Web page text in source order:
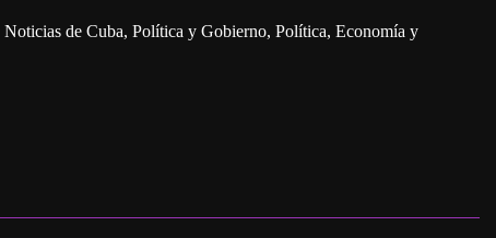
Noticias de Cuba, Política y Gobierno, Política, Economía y